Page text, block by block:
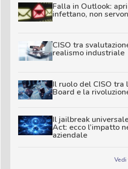
Falla in Outlook:
infettano, non
CISO tra
realismo industriale
Il ruolo del CISO
Board e la
Il jailbreak
Act: ecco l’impatto
aziendale